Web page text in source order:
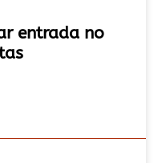
entrada no